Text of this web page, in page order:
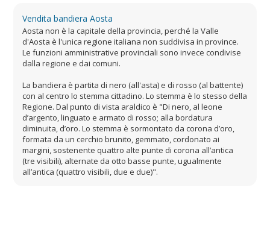
Vendita bandiera Aosta
Aosta non è la capitale della provincia, perché la Valle
d'Aosta è l'unica regione italiana non suddivisa in province.
Le funzioni amministrative provinciali sono invece condivise
dalla regione e dai comuni.
La bandiera è partita di nero (all'asta) e di rosso (al battente)
con al centro lo stemma cittadino. Lo stemma è lo stesso della
Regione. Dal punto di vista araldico è "Di nero, al leone
d’argento, linguato e armato di rosso; alla bordatura
diminuita, d’oro. Lo stemma è sormontato da corona d’oro,
formata da un cerchio brunito, gemmato, cordonato ai
margini, sostenente quattro alte punte di corona all’antica
(tre visibili), alternate da otto basse punte, ugualmente
all’antica (quattro visibili, due e due)".